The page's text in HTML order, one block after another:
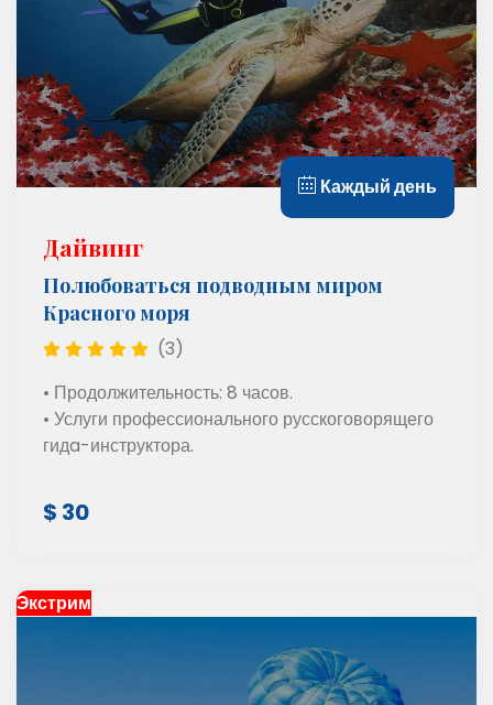
Каждый день
Дайвинг
Полюбоваться подводным миром
Красного моря
(3)
• Продолжительность: 8 часов.
• Услуги профессионального русскоговорящего
гидa-инструктора.
$ 30
Экстрим